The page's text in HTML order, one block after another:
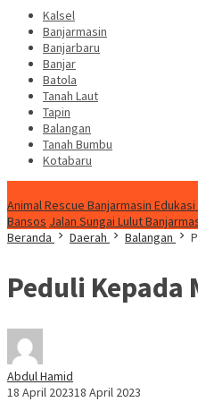
Kalsel
Banjarmasin
Banjarbaru
Banjar
Batola
Tanah Laut
Tapin
Balangan
Tanah Bumbu
Kotabaru
Animal Rescue Banjarmasin
Bansos Jalan Sungai Lulut
Beranda
Daerah Balangan
Peduli Kepada
Abdul Hamid
18 April 202318 April 2023